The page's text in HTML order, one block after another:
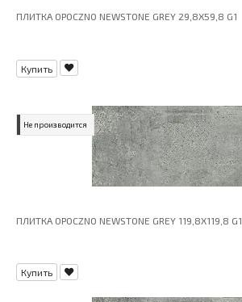
ПЛИТКА OPOCZNO NEWSTONE GREY 29,8X59,8 G1
Купить
Не производится
ПЛИТКА OPOCZNO NEWSTONE GREY 119,8X119,8 G1
Купить